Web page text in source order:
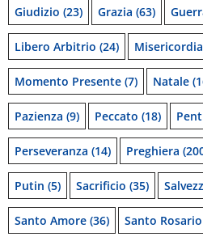
Giudizio (23) Grazia (63)
Libero Arbitrio (24) Misericordia
Momento Presente (7) Natale
Pazienza (9) Peccato (18)
Perseveranza (14) Preghiera
Putin (5) Sacrificio (35)
Santo Amore (36) Santo Rosario